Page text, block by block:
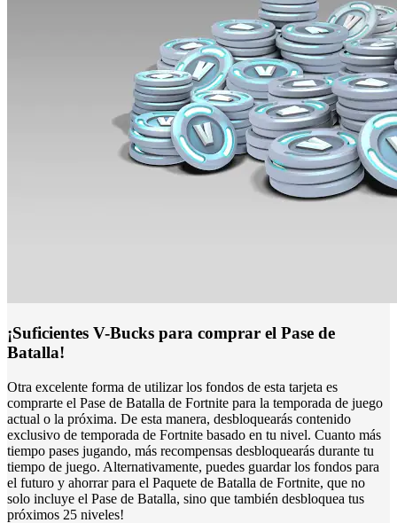
¡Suficientes V-Bucks para comprar el Pase de
Batalla!
Otra excelente forma de utilizar los fondos de esta tarjeta es
comprarte el Pase de Batalla de Fortnite para la temporada de juego
actual o la próxima. De esta manera, desbloquearás contenido
exclusivo de temporada de Fortnite basado en tu nivel. Cuanto más
tiempo pases jugando, más recompensas desbloquearás durante tu
tiempo de juego. Alternativamente, puedes guardar los fondos para
el futuro y ahorrar para el Paquete de Batalla de Fortnite, que no
solo incluye el Pase de Batalla, sino que también desbloquea tus
próximos 25 niveles!